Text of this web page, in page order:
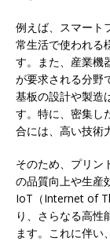
例えば、スマート
常生活で使われる
す。また、産業機
が要求される分野
基板の設計や製造
す。特に、密集し
合には、高い技術
そのため、プリン
の品質向上や生産
IoT（Internet of
り、さらなる高性
ます。これに伴い